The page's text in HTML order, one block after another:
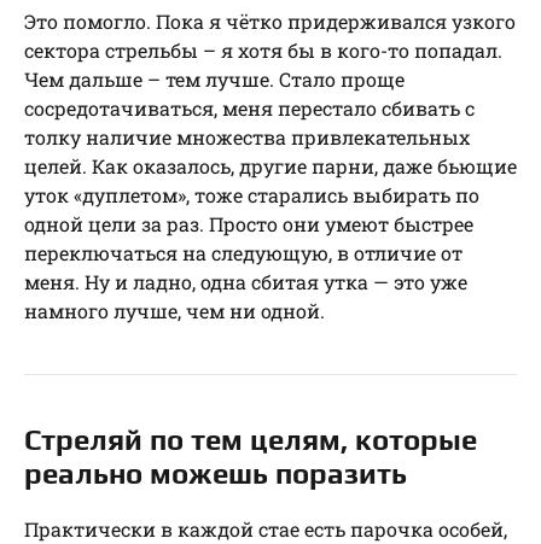
Это помогло. Пока я чётко придерживался узкого
сектора стрельбы – я хотя бы в кого-то попадал.
Чем дальше – тем лучше. Стало проще
сосредотачиваться, меня перестало сбивать с
толку наличие множества привлекательных
целей. Как оказалось, другие парни, даже бьющие
уток «дуплетом», тоже старались выбирать по
одной цели за раз. Просто они умеют быстрее
переключаться на следующую, в отличие от
меня. Ну и ладно, одна сбитая утка — это уже
намного лучше, чем ни одной.
Стреляй по тем целям, которые
реально можешь поразить
Практически в каждой стае есть парочка особей,